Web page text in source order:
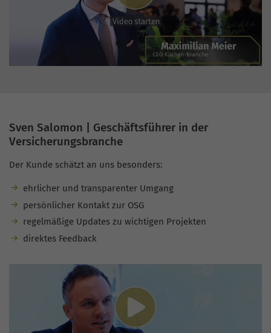
Sven Salomon | Geschäftsführer in der
Versicherungsbranche
Der Kunde schätzt an uns besonders:
ehrlicher und transparenter Umgang
persönlicher Kontakt zur OSG
regelmäßige Updates zu wichtigen Projekten
direktes Feedback